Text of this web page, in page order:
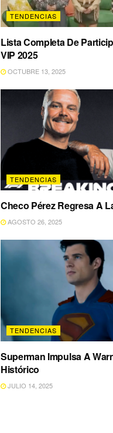
TENDENCIAS
Lista Completa De
VIP 2025
OCTUBRE 13, 2025
TENDENCIAS
Checo Pérez Regresa A
AGOSTO 26, 2025
TENDENCIAS
Superman Impulsa A
Histórico
JULIO 14, 2025